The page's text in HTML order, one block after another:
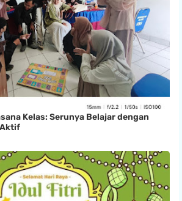
Kelas: Serunya Belajar dengan
Aktif